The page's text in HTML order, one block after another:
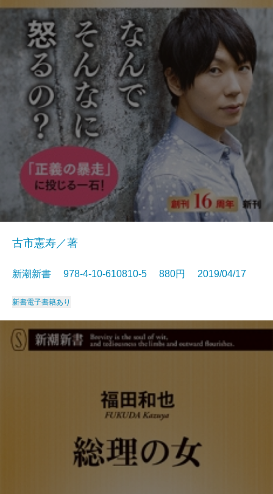
古市憲寿／著
新潮新書 978-4-10-610810-5 880円 2019/04/17
新書電子書籍あり